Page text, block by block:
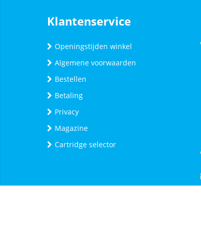
Klantenservice
Openingstijden winkel
Algemene voorwaarden
Bestellen
Betaling
Privacy
Magazine
Cartridge selector